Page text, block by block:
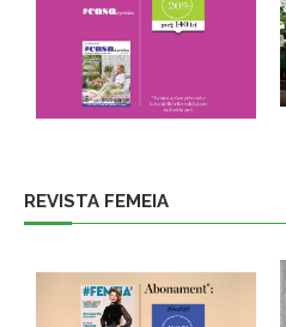
REVISTA FEMEIA